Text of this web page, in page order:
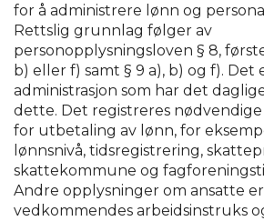
for å administrere lønn og
Rettslig grunnlag følger av
personopplysningsloven § 8,
b) eller f) samt § 9 a), b) og f). Det
administrasjon som har det
dette. Det registreres
for utbetaling av lønn, for
lønnsnivå, tidsregistrering,
skattekommune og
Andre opplysninger om ansatte
vedkommendes arbeidsinstruks